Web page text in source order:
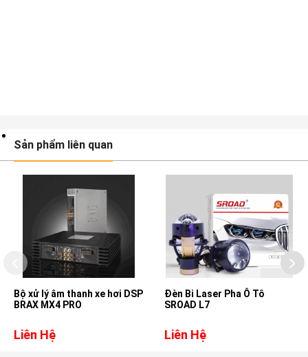
Sản phẩm liên quan
Bộ xử lý âm thanh xe hơi DSP
BRAX MX4 PRO
Liên Hệ
Đèn Bi Laser Pha Ô Tô
SROAD L7
Liên Hệ